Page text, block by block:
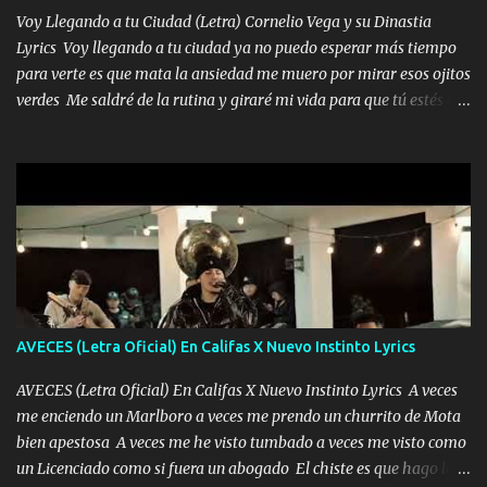
tenerte aquí espero que quiera...
Voy Llegando a tu Ciudad (Letra) Cornelio Vega y su Dinastia
Lyrics Voy llegando a tu ciudad ya no puedo esperar más tiempo
para verte es que mata la ansiedad me muero por mirar esos ojitos
verdes Me saldré de la rutina y giraré mi vida para que tú estés en
solo yo tendre el candado 🔒 del amor ❤️ Música Mil y un besos
para dar ya estando en tu ciudad no habrá quien lo detenga si las
copas van de más vayamos a un lugar y cerremos las puertas
Entre alcohol y besos se va incrementado el Fuego en esa
habitación ya no mires más el reloj Única por donde vas me curas
tú mi mal moviendo tu silueta no hay otra que te sea igual te ves
tan especial por eso es que me tientas Aquí estoy no dejaré que se
te acerque nadie porque solo yo tendre el candado 🔒 del a...
AVECES (Letra Oficial) En Califas X Nuevo Instinto Lyrics
AVECES (Letra Oficial) En Califas X Nuevo Instinto Lyrics A veces
me enciendo un Marlboro a veces me prendo un churrito de Mota
bien apestosa A veces me he visto tumbado a veces me visto como
un Licenciado como si fuera un abogado El chiste es que hago lo